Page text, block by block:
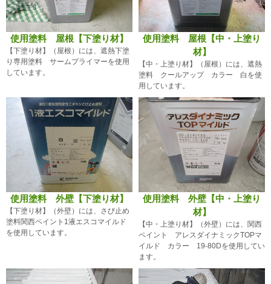
使用塗料 屋根【下塗り材】
【下塗り材】（屋根）には、遮熱下塗
り専用塗料 サームプライマーを使用
しています。
使用塗料 屋根【中・上塗り
材】
【中・上塗り材】（屋根）には、遮熱
塗料 クールアップ カラー 白を使
用しています。
使用塗料 外壁【下塗り材】
【下塗り材】（外壁）には、さび止め
塗料関西ペイント1液エスコマイルド
を使用しています。
使用塗料 外壁【中・上塗り
材】
【中・上塗り材】（外壁）には、関西
ペイント アレスダイナミックTOPマ
イルド カラー 19-80Dを使用してい
ます。